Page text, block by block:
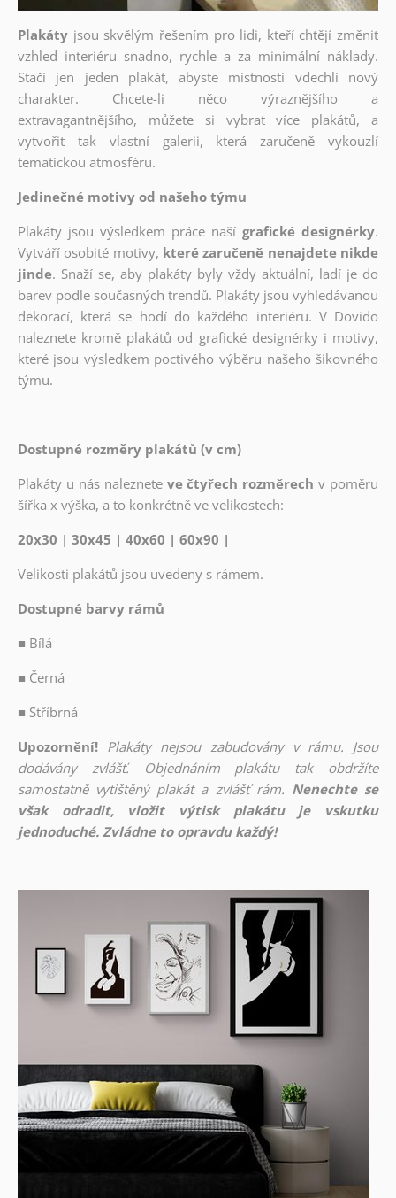
Plakáty jsou skvělým řešením pro lidi, kteří chtějí změnit
vzhled interiéru snadno, rychle a za minimální náklady.
Stačí jen jeden plakát, abyste místnosti vdechli nový
charakter. Chcete-li něco výraznějšího a
extravagantnějšího, můžete si vybrat více plakátů, a
vytvořit tak vlastní galerii, která zaručeně vykouzlí
tematickou atmosféru.
Jedinečné motivy od našeho týmu
Plakáty jsou výsledkem práce naší grafické designérky.
Vytváří osobité motivy, které zaručeně nenajdete nikde
jinde. Snaží se, aby plakáty byly vždy aktuální, ladí je do
barev podle současných trendů. Plakáty jsou vyhledávanou
dekorací, která se hodí do každého interiéru. V Dovido
naleznete kromě plakátů od grafické designérky i motivy,
které jsou výsledkem poctivého výběru našeho šikovného
týmu.
Dostupné rozměry plakátů (v cm)
Plakáty u nás naleznete ve čtyřech rozměrech v poměru
šířka x výška, a to konkrétně ve velikostech:
20x30 | 30x45 | 40x60 | 60x90 |
Velikosti plakátů jsou uvedeny s rámem.
Dostupné barvy rámů
■ Bílá
■ Černá
■ Stříbrná
Upozornění! Plakáty nejsou zabudovány v rámu. Jsou
dodávány zvlášť. Objednáním plakátu tak obdržíte
samostatně vytištěný plakát a zvlášť rám. Nenechte se
však odradit, vložit výtisk plakátu je vskutku
jednoduché. Zvládne to opravdu každý!